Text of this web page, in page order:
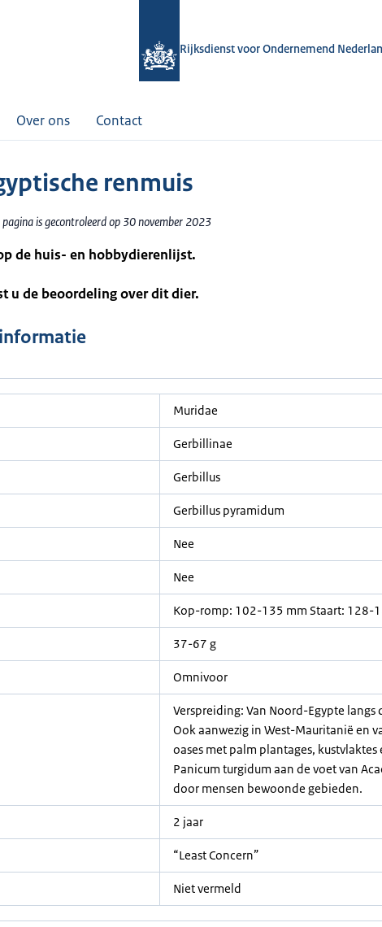
Rijksdienst voor Ondernemend
Over ons Contact
renmuis
pagina is gecontroleerd op 30 november 2023
de huis- en hobbydierenlijst.
u de beoordeling over dit dier.
Muridae
Gerbillinae
Gerbillus
Gerbillus pyramidum
Nee
Nee
Kop-romp: 102-135 mm Staart: 128-
37-67 g
Omnivoor
Verspreiding: Van Noord-Egypte
Ook aanwezig in West-Mauritanië en
oases met palm plantages,
Panicum turgidum aan de voet van
door mensen bewoonde gebieden.
2 jaar
“Least Concern”
Niet vermeld